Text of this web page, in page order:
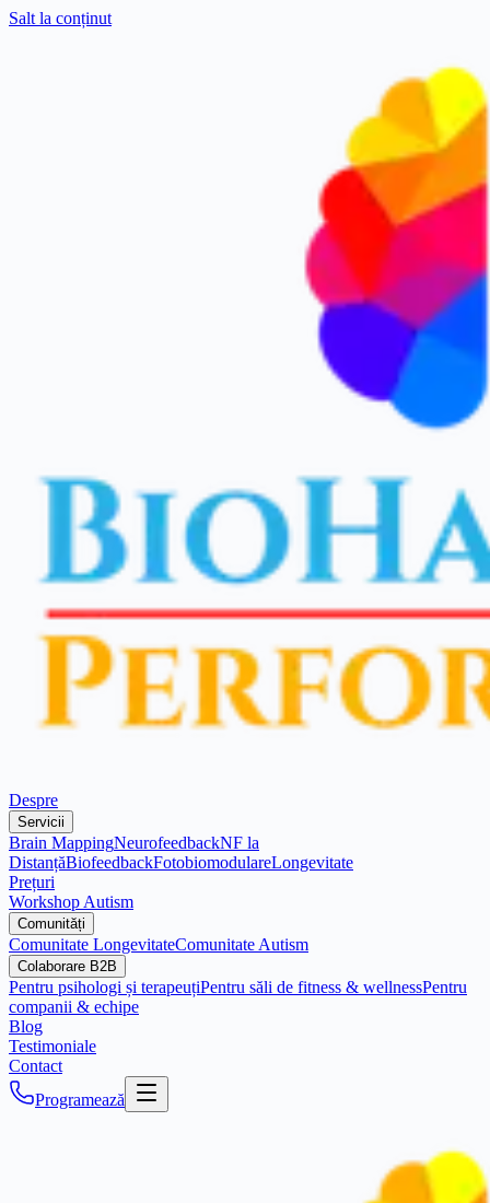
Salt la conținut
Despre
Servicii
Brain MappingNeurofeedbackNF la
DistanțăBiofeedbackFotobiomodulareLongevitate
Prețuri
Workshop Autism
Comunități
Comunitate LongevitateComunitate Autism
Colaborare B2B
Pentru psihologi și terapeuțiPentru săli de fitness & wellnessPentru
companii & echipe
Blog
Testimoniale
Contact
Programează